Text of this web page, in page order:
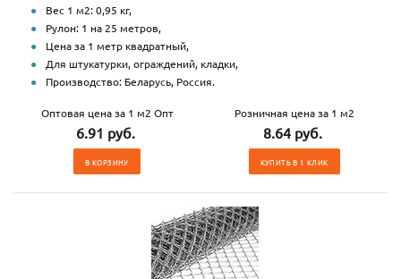
Вес 1 м2: 0,95 кг,
Рулон: 1 на 25 метров,
Цена за 1 метр квадратный,
Для штукатурки, ограждений, кладки,
Производство: Беларусь, Россия.
Оптовая цена за 1 м2 Опт
6.91 руб.
В КОРЗИНУ
Розничная цена за 1 м2
8.64 руб.
КУПИТЬ В 1 КЛИК